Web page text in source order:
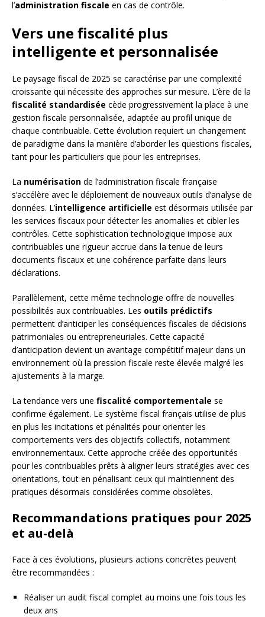
l’administration fiscale en cas de contrôle.
Vers une fiscalité plus
intelligente et personnalisée
Le paysage fiscal de 2025 se caractérise par une complexité
croissante qui nécessite des approches sur mesure. L’ère de la
fiscalité standardisée cède progressivement la place à une
gestion fiscale personnalisée, adaptée au profil unique de
chaque contribuable. Cette évolution requiert un changement
de paradigme dans la manière d’aborder les questions fiscales,
tant pour les particuliers que pour les entreprises.
La numérisation de l’administration fiscale française
s’accélère avec le déploiement de nouveaux outils d’analyse de
données. L’intelligence artificielle est désormais utilisée par
les services fiscaux pour détecter les anomalies et cibler les
contrôles. Cette sophistication technologique impose aux
contribuables une rigueur accrue dans la tenue de leurs
documents fiscaux et une cohérence parfaite dans leurs
déclarations.
Parallèlement, cette même technologie offre de nouvelles
possibilités aux contribuables. Les outils prédictifs
permettent d’anticiper les conséquences fiscales de décisions
patrimoniales ou entrepreneuriales. Cette capacité
d’anticipation devient un avantage compétitif majeur dans un
environnement où la pression fiscale reste élevée malgré les
ajustements à la marge.
La tendance vers une fiscalité comportementale se
confirme également. Le système fiscal français utilise de plus
en plus les incitations et pénalités pour orienter les
comportements vers des objectifs collectifs, notamment
environnementaux. Cette approche créée des opportunités
pour les contribuables prêts à aligner leurs stratégies avec ces
orientations, tout en pénalisant ceux qui maintiennent des
pratiques désormais considérées comme obsolètes.
Recommandations pratiques pour 2025
et au-delà
Face à ces évolutions, plusieurs actions concrètes peuvent
être recommandées :
Réaliser un audit fiscal complet au moins une fois tous les
deux ans